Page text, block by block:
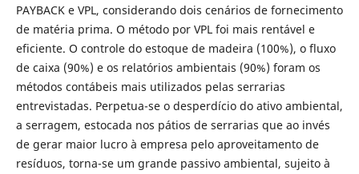
PAYBACK e VPL, considerando dois cenários de fornecimento
de matéria prima. O método por VPL foi mais rentável e
eficiente. O controle do estoque de madeira (100%), o fluxo
de caixa (90%) e os relatórios ambientais (90%) foram os
métodos contábeis mais utilizados pelas serrarias
entrevistadas. Perpetua-se o desperdício do ativo ambiental,
a serragem, estocada nos pátios de serrarias que ao invés
de gerar maior lucro à empresa pelo aproveitamento de
resíduos, torna-se um grande passivo ambiental, sujeito à